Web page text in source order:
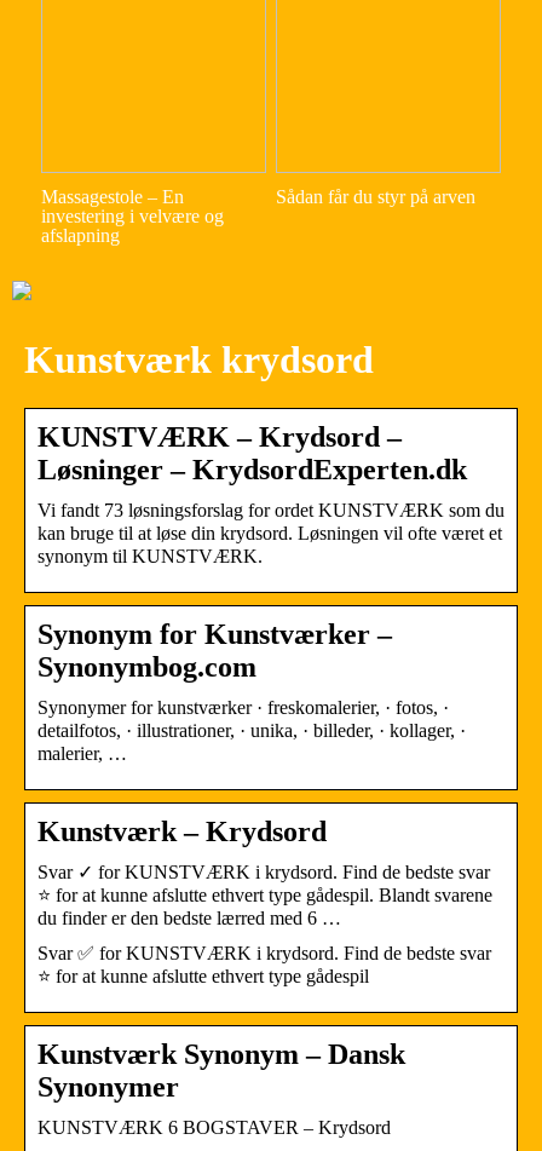
Massagestole – En
investering i velvære og
afslapning
Sådan får du styr på arven
Kunstværk krydsord
KUNSTVÆRK – Krydsord –
Løsninger – KrydsordExperten.dk
Vi fandt 73 løsningsforslag for ordet KUNSTVÆRK som du
kan bruge til at løse din krydsord. Løsningen vil ofte været et
synonym til KUNSTVÆRK.
Synonym for Kunstværker –
Synonymbog.com
Synonymer for kunstværker · freskomalerier, · fotos, ·
detailfotos, · illustrationer, · unika, · billeder, · kollager, ·
malerier, …
Kunstværk – Krydsord
Svar ✓ for KUNSTVÆRK i krydsord. Find de bedste svar
⭐ for at kunne afslutte ethvert type gådespil. Blandt svarene
du finder er den bedste lærred med 6 …
Svar ✅ for KUNSTVÆRK i krydsord. Find de bedste svar
⭐ for at kunne afslutte ethvert type gådespil
Kunstværk Synonym – Dansk
Synonymer
KUNSTVÆRK 6 BOGSTAVER – Krydsord